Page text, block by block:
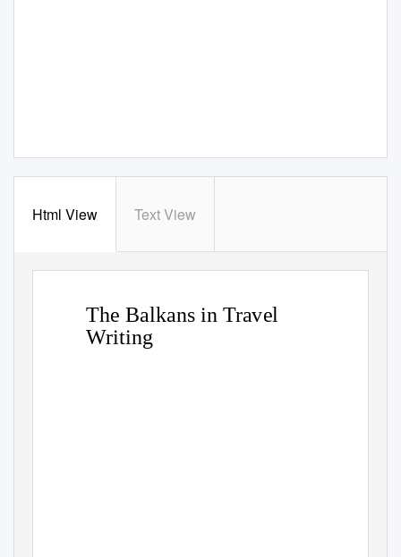
Html View Text View
The Balkans in Travel
Writing